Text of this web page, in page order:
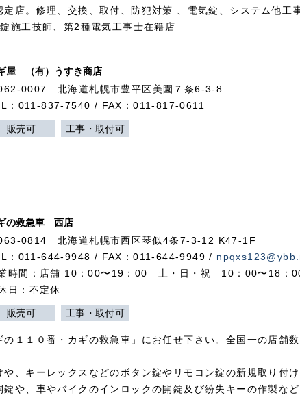
定店。修理、交換、取付、防犯対策 、電気錠、システム他工
施工技師、第2種電気工事士在籍店
屋 （有）うすき商店
0007 北海道札幌市豊平区美園７条6-3-8
：011-837-7540 / FAX：011-817-0611
販売可 工事・取付可
の救急車 西店
0814 北海道札幌市西区琴似4条7-3-12 K47-1F
：011-644-9948 / FAX：011-644-9949 /
時間：店舗 10：00〜19：00 土・日・祝 10：00〜18：
日：不定休
販売可 工事・取付可
１１０番・カギの救急車」にお任せ下さい。全国一の店舗
や、キーレックスなどのボタン錠やリモコン錠の新規取り付
や、車やバイクのインロックの開錠及び紛失キーの作製な